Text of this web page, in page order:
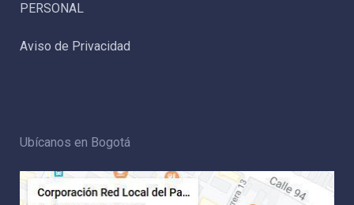
PERSONAL
Aviso de Privacidad
Ubícanos en Bogotá